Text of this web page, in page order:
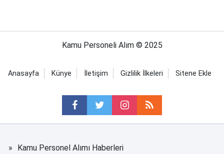
Kamu Personeli Alım © 2025
Anasayfa Künye İletişim Gizlilik İlkeleri Sitene Ekle
Kamu Personel Alımı Haberleri